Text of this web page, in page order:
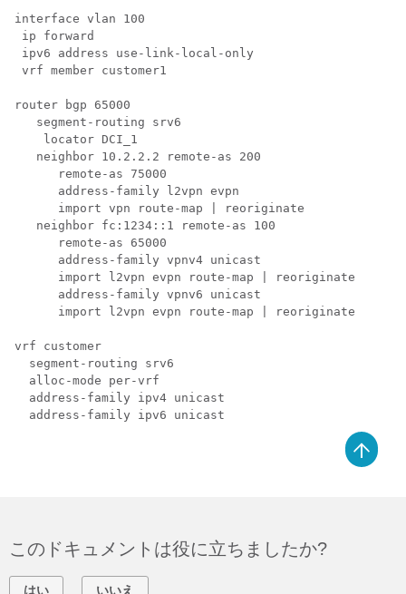
interface vlan 100
ip forward
ipv6 address use-link-local-only
vrf member customer1
router bgp 65000
   segment-routing srv6
    locator DCI_1
   neighbor 10.2.2.2 remote-as 200
      remote-as 75000
      address-family l2vpn evpn
      import vpn route-map | reoriginate
   neighbor fc:1234::1 remote-as 100
      remote-as 65000
      address-family vpnv4 unicast
      import l2vpn evpn route-map | reoriginate
      address-family vpnv6 unicast
      import l2vpn evpn route-map | reoriginate
vrf customer
  segment-routing srv6
  alloc-mode per-vrf
  address-family ipv4 unicast
このドキュメントは役に立ちましたか?
はい いいえ